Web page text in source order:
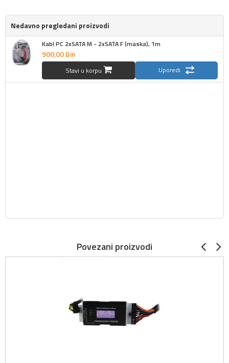
Nedavno pregledani proizvodi
Kabl PC 2xSATA M - 2xSATA F (maska), 1m
900,00Din
Stavi u korpu Uporedi
Povezani proizvodi